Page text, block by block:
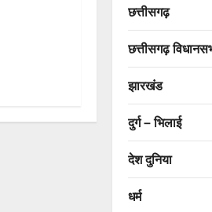
छत्तीसगढ़
छत्तीसगढ़
झारखंड
दुर्ग – भिलाई
देश दुनिया
धर्म